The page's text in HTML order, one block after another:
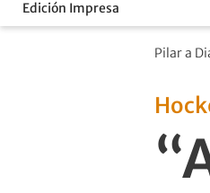
Edición Impresa
Pilar a